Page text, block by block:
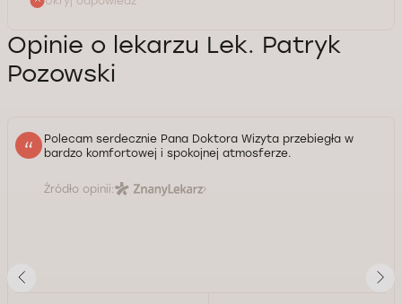
Opinie o lekarzu Lek. Patryk
Pozowski
Polecam serdecznie Pana Doktora Wizyta przebiegła w
bardzo komfortowej i spokojnej atmosferze.
Źródło opinii: